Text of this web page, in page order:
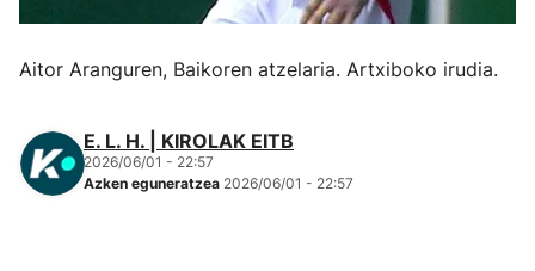
Kirol gehiago
Aitor Aranguren, Baikoren atzelaria. Artxiboko irudia.
E. L. H. | KIROLAK EITB
2026/06/01 - 22:57
Azken eguneratzea 2026/06/01 - 22:57